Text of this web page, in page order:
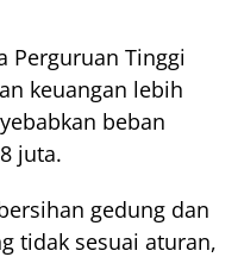
Perguruan Tinggi
keuangan lebih
beban
juta.
gedung dan
tidak sesuai aturan,